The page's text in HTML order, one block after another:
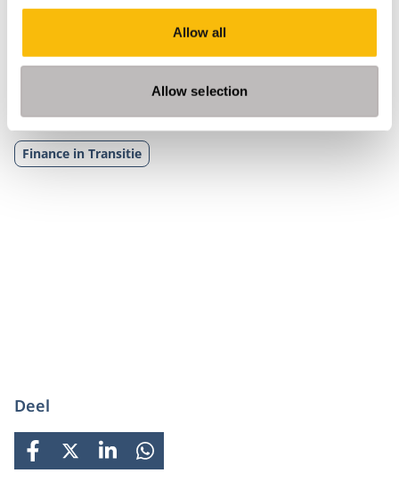
Allow all
Allow selection
markttransformaties verlopen en de diverse
vormen van business development, concurrentie
en samenwerking die daarbij passen.
Tags
Finance in Transitie
Deel
FACEBOOK
X LINKEDINWHATSAPP